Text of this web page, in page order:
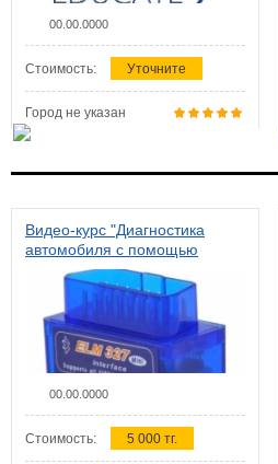
00.00.0000
Стоимость: Уточните
Город не указан
Видео-курс "Диагностика
автомобиля с помощью
сканера ELM 327"
00.00.0000
Стоимость: 5 000 тг.